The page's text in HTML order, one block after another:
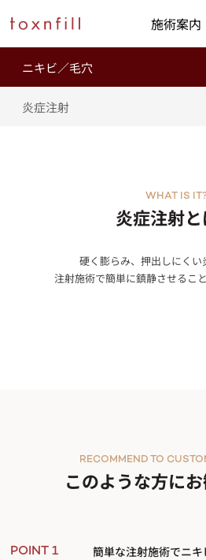
施術案内
炎症注射と
WHAT IS
硬く膨らみ、押出しにくい
注射施術で簡単に鎮静させるこ
このような方にお
RECOMMEND TO
POINT 1 簡単な注射施術でニ